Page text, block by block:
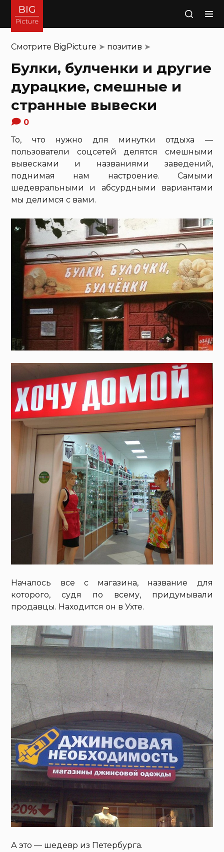
Поиск
Смотрите BigPicture ➤ позитив ➤
Булки, булченки и другие
дурацкие, смешные и
странные вывески
0
То, что нужно для минутки отдыха —
пользователи соцсетей делятся смешными
вывесками и названиями заведений,
поднимая нам настроение. Самыми
шедевральными и абсурдными вариантами
мы делимся с вами.
Началось все с магазина, название для
которого, судя по всему, придумывали
продавцы. Находится он в Ухте.
А это — шедевр из Петербурга.